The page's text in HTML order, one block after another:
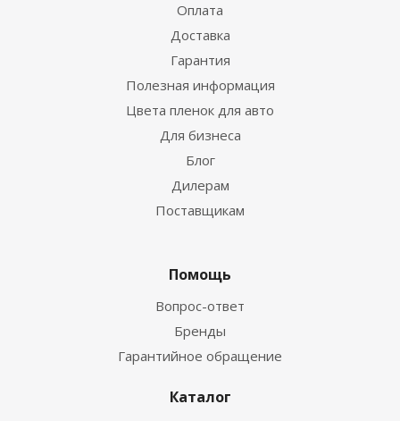
Оплата
Доставка
Гарантия
Полезная информация
Цвета пленок для авто
Для бизнеса
Блог
Дилерам
Поставщикам
Помощь
Вопрос-ответ
Бренды
Гарантийное обращение
Каталог